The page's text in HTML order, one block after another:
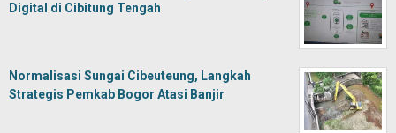
Digital di Cibitung Tengah
Normalisasi Sungai Cibeuteung, Langkah
Strategis Pemkab Bogor Atasi Banjir